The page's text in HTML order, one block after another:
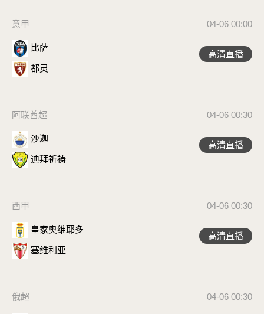
意甲 04-06 00:00
比萨
都灵
高清直播
阿联酋超 04-06 00:30
沙迦
迪拜祈祷
高清直播
西甲 04-06 00:30
皇家奥维耶多
塞维利亚
高清直播
俄超 04-06 00:30